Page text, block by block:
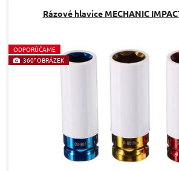
Rázové hlavice MECHANIC
ODPORÚČAME
360° OBRÁZEK